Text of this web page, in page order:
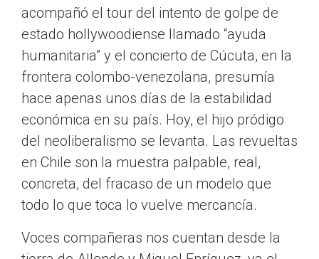
acompañó el tour del intento de golpe de
estado hollywoodiense llamado “ayuda
humanitaria” y el concierto de Cúcuta, en la
frontera colombo-venezolana, presumía
hace apenas unos días de la estabilidad
económica en su país. Hoy, el hijo pródigo
del neoliberalismo se levanta. Las revueltas
en Chile son la muestra palpable, real,
concreta, del fracaso de un modelo que
todo lo que toca lo vuelve mercancía.
Voces compañeras nos cuentan desde la